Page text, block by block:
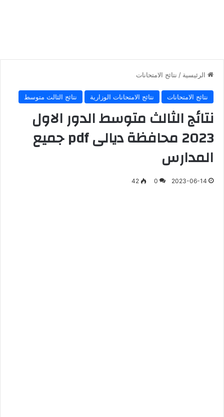
الرئيسية / نتائج الامتحانات
نتائج الامتحانات نتائج الامتحانات الوزارية نتائج الثالث متوسط
نتائج الثالث متوسط الدور الاول
2023 محافظة ديالى pdf جميع
المدارس
2023-06-14
0
42